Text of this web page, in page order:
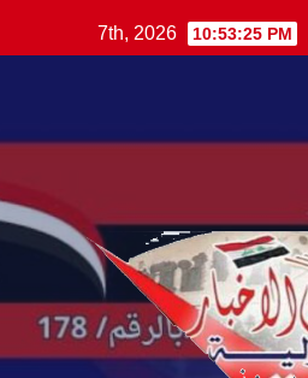
10:53:26 PM